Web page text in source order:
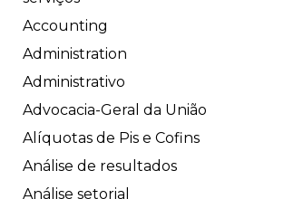
Accounting
Administration
Administrativo
Advocacia-Geral da União
Alíquotas de Pis e Cofins
Análise de resultados
Análise setorial